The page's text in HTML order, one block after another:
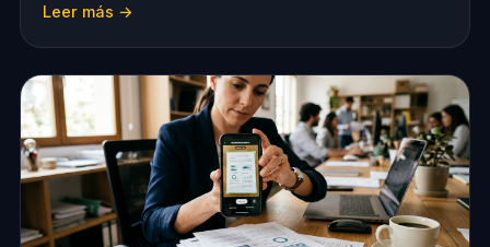
Leer más →